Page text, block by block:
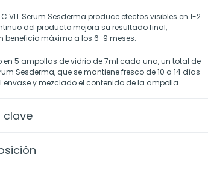
VIT Serum Sesderma produce efectos visibles en 1-2
del producto mejora su resultado final,
beneficio máximo a los 6-9 meses.
en 5 ampollas de vidrio de 7ml cada una, un total de
Sesderma, que se mantiene fresco de 10 a 14 días
envase y mezclado el contenido de la ampolla.
clave